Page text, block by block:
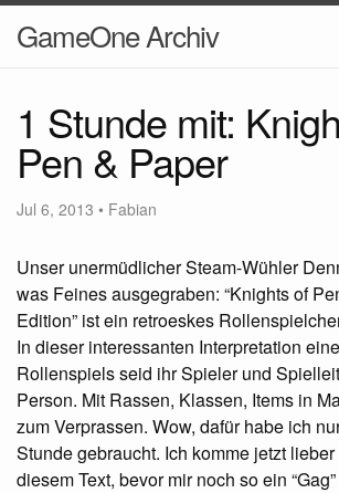
GameOne Archiv
1 Stunde mit:
Pen & Paper
Jul 6, 2013 • Fabian
Unser unermüdlicher Steam-Wühler
was Feines ausgegraben: “Knights of
Edition” ist ein retroeskes
In dieser interessanten Interpretation
Rollenspiels seid ihr Spieler und
Person. Mit Rassen, Klassen, Items in
zum Verprassen. Wow, dafür habe ich
Stunde gebraucht. Ich komme jetzt
diesem Text, bevor mir noch so ein